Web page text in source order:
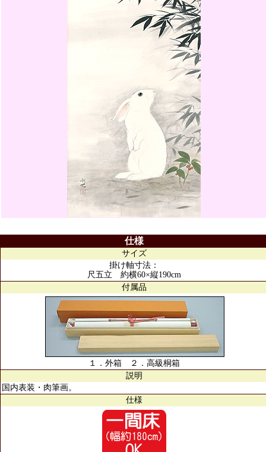
仕様
サイズ
掛け軸寸法：
尺五立 約横60×縦190cm
付属品
１．外箱 ２．高級桐箱
説明
国内表装・肉筆画。
仕様